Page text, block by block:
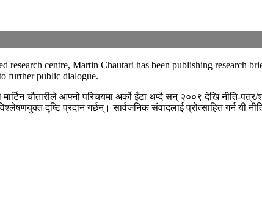
centre, Martin Chautari has been publishing research
further public dialogue.
चौतारीले आफ्नो परिचयमा अर्को इँटा थप्दै सन् २००९ देखि नीति-
दृष्टि प्रदान गर्छन्। सार्वजनिक संवादलाई प्रोत्साहित गर्न यी